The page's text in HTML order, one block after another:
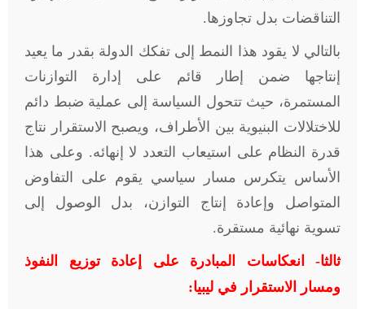
التناقضات بدل تجاوزها.
بالتالي لا يقود هذا النمط إلى تفكك الدولة بقدر ما يعيد
إنتاجها ضمن إطار قائم على إدارة التوازنات
المستمرة، حيث تتحول السياسة إلى عملية ضبط دائم
للاختلالات البنيوية بين الأطراف، ويصبح الاستقرار نتاج
قدرة النظام على استيعاب التعدد لا إنهائه. وعلى هذا
الأساس يتكرس مسار سياسي يقوم على التفاوض
المتواصل وإعادة إنتاج التوازن، بدل الوصول إلى
تسوية نهائية مستقرة.
ثالثا- انعكاسات المبادرة على إعادة توزيع النفوذ
ومسار الاستقرار في ليبيا: